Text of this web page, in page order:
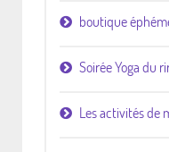
boutique
Soirée Yoga du
Les activités de